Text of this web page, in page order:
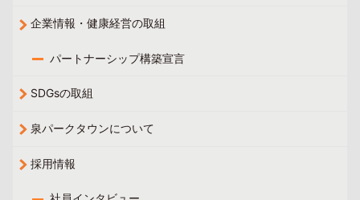
企業情報・健康経営の取組
パートナーシップ構築宣言
SDGsの取組
泉パークタウンについて
採用情報